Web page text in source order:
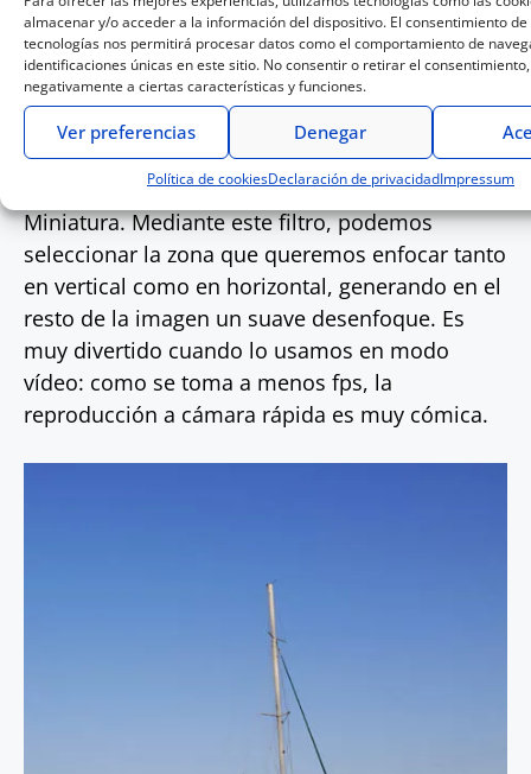
almacenar y/o acceder a la información del dispositivo. El consentimiento de
tecnologías nos permitirá procesar datos como el comportamiento de
identificaciones únicas en este sitio. No consentir o retirar el
negativamente a ciertas características y funciones.
Denegar
Ver preferencias
Política de cookiesDeclaración de privacidadImpressum
Un filtro creativo ya conocido es el Efecto
Miniatura. Mediante este filtro, podemos
seleccionar la zona que queremos enfocar tanto
en vertical como en horizontal, generando en el
resto de la imagen un suave desenfoque. Es
muy divertido cuando lo usamos en modo
vídeo: como se toma a menos fps, la
reproducción a cámara rápida es muy cómica.